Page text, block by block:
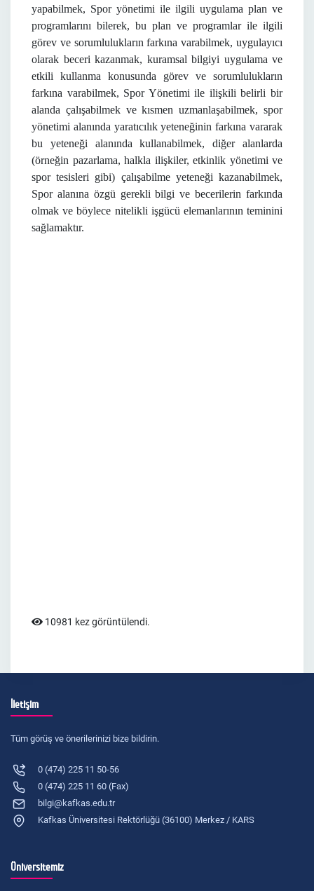
yapabilmek, Spor yönetimi ile ilgili uygulama plan ve
programlarını bilerek, bu plan ve programlar ile ilgili
görev ve sorumlulukların farkına varabilmek, uygulayıcı
olarak beceri kazanmak, kuramsal bilgiyi uygulama ve
etkili kullanma konusunda görev ve sorumlulukların
farkına varabilmek, Spor Yönetimi ile ilişkili belirli bir
alanda çalışabilmek ve kısmen uzmanlaşabilmek, spor
yönetimi alanında yaratıcılık yeteneğinin farkına vararak
bu yeteneği alanında kullanabilmek, diğer alanlarda
(örneğin pazarlama, halkla ilişkiler, etkinlik yönetimi ve
spor tesisleri gibi) çalışabilme yeteneği kazanabilmek,
Spor alanına özgü gerekli bilgi ve becerilerin farkında
olmak ve böylece nitelikli işgücü elemanlarının teminini
sağlamaktır.
10981 kez görüntülendi.
İletişim
Tüm görüş ve önerilerinizi bize bildirin.
0 (474) 225 11 50-56
0 (474) 225 11 60 (Fax)
bilgi@kafkas.edu.tr
Kafkas Üniversitesi Rektörlüğü (36100) Merkez / KARS
Üniversitemiz